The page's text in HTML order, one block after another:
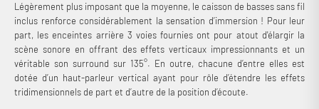
Légèrement plus imposant que la moyenne, le caisson de basses sans fil
inclus renforce considérablement la sensation d’immersion ! Pour leur
part, les enceintes arrière 3 voies fournies ont pour atout d'élargir la
scène sonore en offrant des effets verticaux impressionnants et un
véritable son surround sur 135°. En outre, chacune d’entre elles est
dotée d’un haut-parleur vertical ayant pour rôle d’étendre les effets
tridimensionnels de part et d’autre de la position d’écoute.